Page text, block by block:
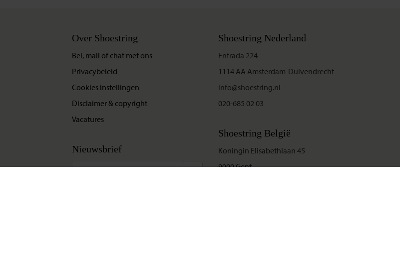
Over Shoestring
Bel, mail of chat met ons
Privacybeleid
Cookies instellingen
Disclaimer & copyright
Vacatures
Nieuwsbrief
Shoestring Nederland
Entrada 224
1114 AA Amsterdam-Duivendrecht
info@shoestring.nl
020-685 02 03
Shoestring België
Koningin Elisabethlaan 45
9000 Gent